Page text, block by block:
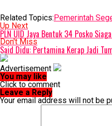
Related Topics:Pemerintah
Up Next
PLN UID Jaya Bentuk 34 Posko
Don't Miss
Said Didu: Pertamina Kerap Jadi
Advertisement
You may like
Click to comment
Leave a Reply
Your email address will not be